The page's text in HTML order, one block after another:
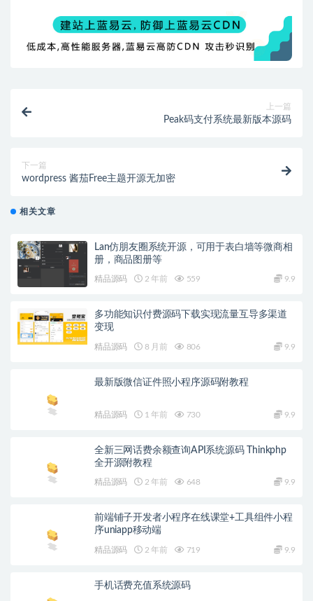
上一篇
Peak码支付系统最新版本源码
下一篇
wordpress 酱茄Free主题开源无加密
相关文章
Lan仿朋友圈系统开源，可用于表白墙等微商相
册，商品图册等
精品源码 2 年前 559 9.9
多功能知识付费源码下载实现流量互导多渠道
变现
精品源码 8 月前 806 9.9
最新版微信证件照小程序源码附教程
精品源码 1 年前 730 9.9
全新三网话费余额查询API系统源码 Thinkphp
全开源附教程
精品源码 2 年前 648 9.9
前端铺子开发者小程序在线课堂+工具组件小程
序uniapp移动端
精品源码 2 年前 719 9.9
手机话费充值系统源码